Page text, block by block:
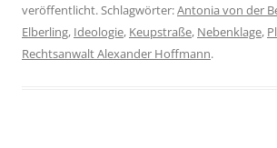
veröffentlicht. Schlagwörter:Antonia von der
Elberling, Ideologie, Keupstraße, Nebenklage,
Rechtsanwalt Alexander Hoffmann.